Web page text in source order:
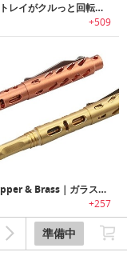
準備中
Revov｜トレイがクルっと回転するアクセサリーオーガナイザー「レヴォヴ」
+509
APEX Copper & Brass｜ガラスブレイカー搭載コッパー/ブラスタクティカルペン「エイペックス コッパー&ブラス」
+257